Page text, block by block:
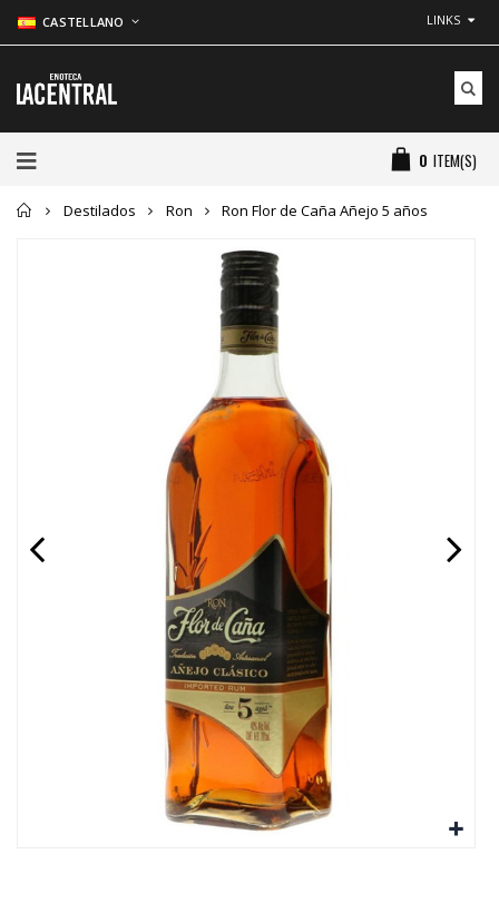
CASTELLANO LINKS
0 ITEM(S)
Inicio
Destilados Ron Ron Flor de Caña Añejo 5 años